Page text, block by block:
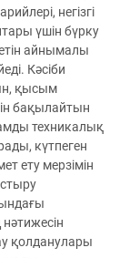
негізгі
үшін бүрку
айнымалы
Кәсіби
қысым
бақылайтын
техникалық
күтпеген
ету мерзімін
қолданулары